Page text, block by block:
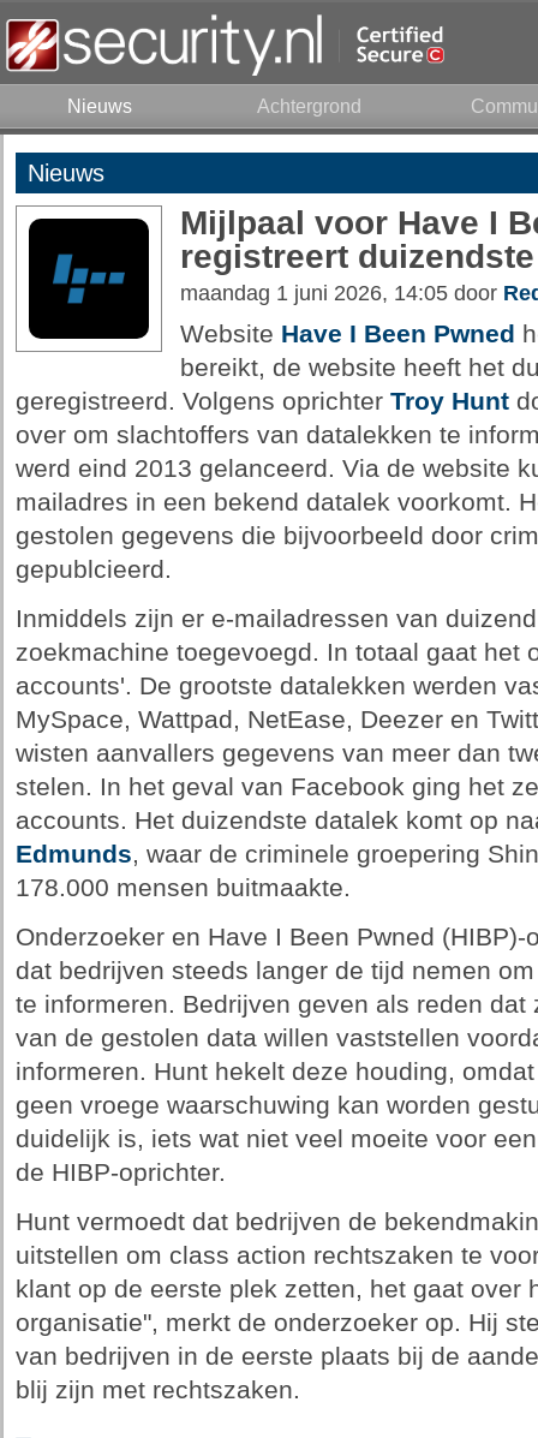
Nieuws Achtergrond
Nieuws
Mijlpaal voor Have I
registreert
maandag 1 juni 2026, 14:05 door
Website Have I Been Pwned
bereikt, de website heeft het
geregistreerd. Volgens oprichter Troy Hunt
over om slachtoffers van datalekken te
werd eind 2013 gelanceerd. Via de website
mailadres in een bekend datalek voorkomt.
gestolen gegevens die bijvoorbeeld door
gepublcieerd.
Inmiddels zijn er e-mailadressen van
zoekmachine toegevoegd. In totaal gaat het
accounts'. De grootste datalekken werden
MySpace, Wattpad, NetEase, Deezer en
wisten aanvallers gegevens van meer dan
stelen. In het geval van Facebook ging het
accounts. Het duizendste datalek komt op
Edmunds, waar de criminele groepering
178.000 mensen buitmaakte.
Onderzoeker en Have I Been Pwned
dat bedrijven steeds langer de tijd nemen
te informeren. Bedrijven geven als reden
van de gestolen data willen vaststellen
informeren. Hunt hekelt deze houding,
geen vroege waarschuwing kan worden
duidelijk is, iets wat niet veel moeite voor
de HIBP-oprichter.
Hunt vermoedt dat bedrijven de
uitstellen om class action rechtszaken te
klant op de eerste plek zetten, het gaat over
organisatie", merkt de onderzoeker op. Hij
van bedrijven in de eerste plaats bij de
blij zijn met rechtszaken.